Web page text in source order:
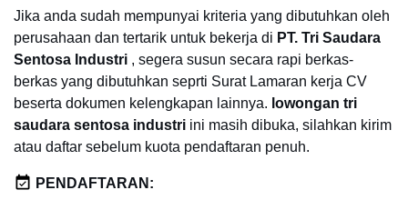
Jika anda sudah mempunyai kriteria yang dibutuhkan oleh
perusahaan dan tertarik untuk bekerja di PT. Tri Saudara
Sentosa Industri , segera susun secara rapi berkas-
berkas yang dibutuhkan seprti Surat Lamaran kerja CV
beserta dokumen kelengkapan lainnya. lowongan tri
saudara sentosa industri ini masih dibuka, silahkan kirim
atau daftar sebelum kuota pendaftaran penuh.
PENDAFTARAN: